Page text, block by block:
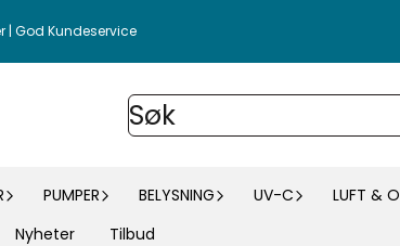
| God Kundeservice
PUMPER BELYSNING UV-C LUFT &
Nyheter Tilbud